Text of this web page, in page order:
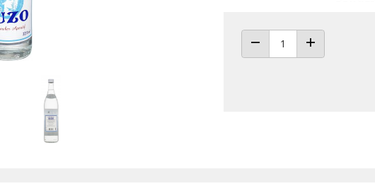
ANZAHL VERRINGERN
ANZAHL